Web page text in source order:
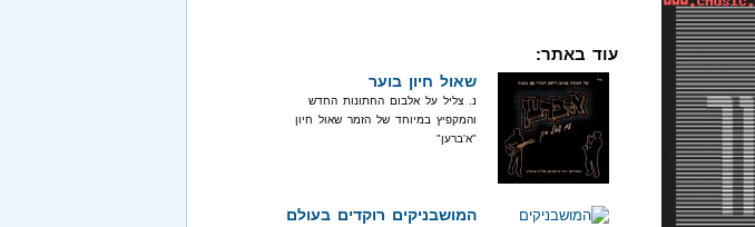
עוד באתר:
שאול חיון בוער
נ. צליל על אלבום החתונות החדש
והמקפיץ במיוחד של הזמר שאול חיון
"א'ברען"
המושבניקים רוקדים בעולם